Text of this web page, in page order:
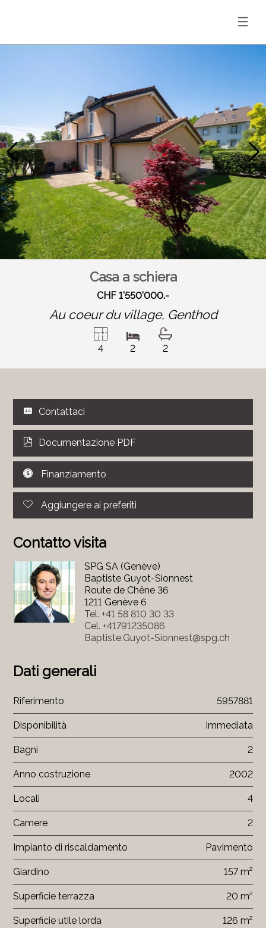
Casa a schiera
CHF 1'550'000.-
Au coeur du village, Genthod
4 2 2
Contattaci
Documentazione PDF
Finanziamento
Aggiungere ai preferiti
Contatto visita
SPG SA (Genève)
Baptiste Guyot-Sionnest
Route de Chêne 36
1211 Genève 6
Tel. +41 58 810 30 33
Cel. +41791235086
Baptiste.Guyot-Sionnest@spg.ch
Dati generali
Riferimento 5957881
Disponibilità Immediata
Bagni 2
Anno costruzione 2002
Locali 4
Camere 2
Impianto di riscaldamento Pavimento
Giardino 157 m²
Superficie terrazza 20 m²
Superficie utile lorda 126 m²